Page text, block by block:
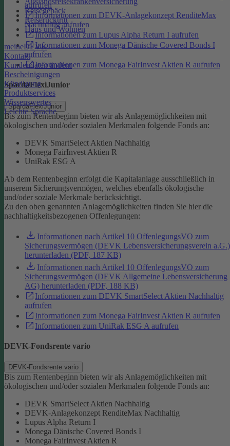
Reisegepäck
Reiserücktritt
Haus und Wohnen
meineDEVK
Kontakt
Kundendaten ändern
Bescheinigungen
Kündigung
Produktservices
Wissenswertes
Leichte Sprache
aufrufen
Informationen zum DEVK-Anlagekonzept RenditeMax
Nachhaltig aufrufen
Informationen zum Lupus Alpha Return I aufrufen
Informationen zum Monega Dänische Covered Bonds I
aufrufen
Informationen zum Monega FairInvest Aktien R aufrufen
SpardaFlexiJunior
SpardaFlexiJunior
Bis zum Rentenbeginn bieten wir als Anlagemöglichkeiten mit
ökologischen und/oder sozialen Merkmalen folgende Fonds an:
DEVK SmartSelect Aktien Nachhaltig
Monega FairInvest Aktien R
UniRak ESG A
Ab dem Rentenbeginn erfolgt die Kapitalanlage ausschließlich in
unserem Sicherungsvermögen, welches ebenfalls ökologische
und/oder soziale Merkmale berücksichtigt.
Zu den oben genannten Anlagemöglichkeiten finden Sie hier die
nachhaltigkeitsbezogenen Offenlegungen:
Informationen nach Artikel 10 OffenlegungsVO zum
Sicherungsvermögen (DEVK Lebensversicherungsverein a.G.)
herunterladen (PDF, 187 KB)
Informationen nach Artikel 10 OffenlegungsVO zum
Sicherungsvermögen (DEVK Allgemeine Lebensversicherung
AG) herunterladen (PDF, 188 KB)
Informationen zum DEVK SmartSelect Aktien Nachhaltig
aufrufen
Informationen zum Monega FairInvest Aktien R aufrufen
Informationen zum UniRak ESG A aufrufen
DEVK-Fondsrente vario
DEVK-Fondsrente vario
Bis zum Rentenbeginn bieten wir als Anlagemöglichkeiten mit
ökologischen und/oder sozialen Merkmalen folgende Fonds an:
DEVK SmartSelect Aktien Nachhaltig
DEVK-Anlagekonzept RenditeMax Nachhaltig
Lupus Alpha Return I
Monega Dänische Covered Bonds I
Monega FairInvest Aktien R